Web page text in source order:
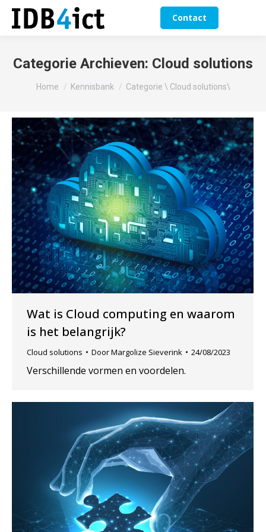
Contact
Categorie Archieven: Cloud solutions
Je bent hier:
Home Kennisbank Categorie \ Cloud solutions\
Wat is Cloud computing en waarom
is het belangrijk?
Cloud solutions DoorMargolize Sieverink 24/08/2023
Verschillende vormen en voordelen.